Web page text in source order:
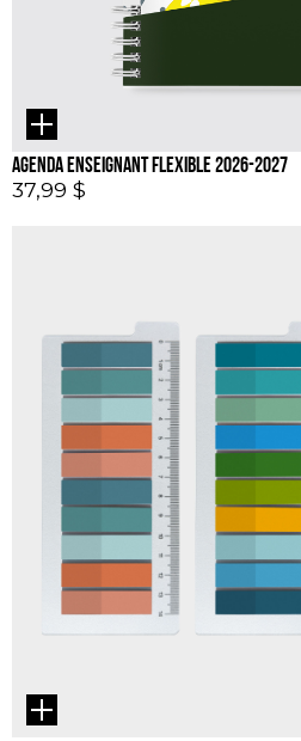
Agenda enseignant flexible 2026-2027
37,99 $